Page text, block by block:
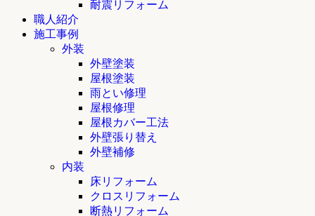
耐震リフォーム
職人紹介
施工事例
外装
外壁塗装
屋根塗装
雨とい修理
屋根修理
屋根カバー工法
外壁張り替え
外壁補修
内装
床リフォーム
クロスリフォーム
断熱リフォーム